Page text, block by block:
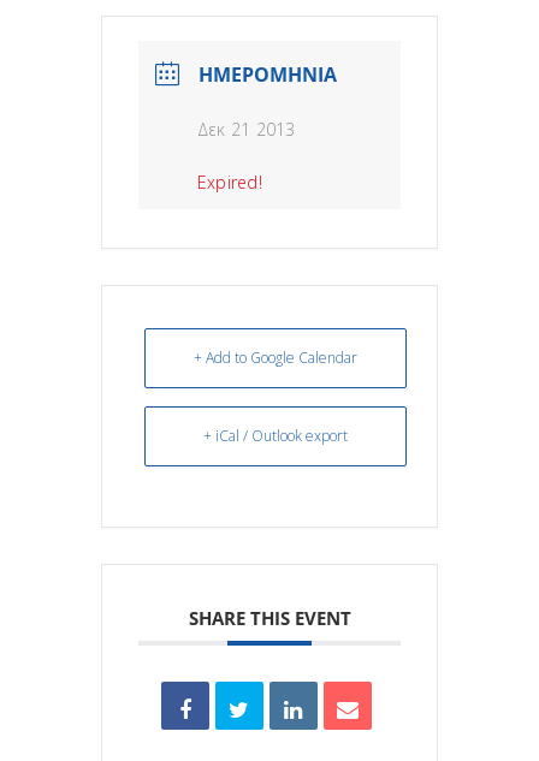
ΗΜΕΡΟΜΗΝΙΑ
Δεκ 21 2013
Expired!
+ Add to Google Calendar
+ iCal / Outlook export
SHARE THIS EVENT